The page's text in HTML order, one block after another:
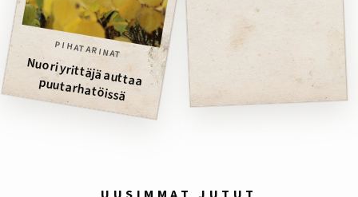
PIHATARINAT
Nuori yrittäjä auttaa puutarhatöissä